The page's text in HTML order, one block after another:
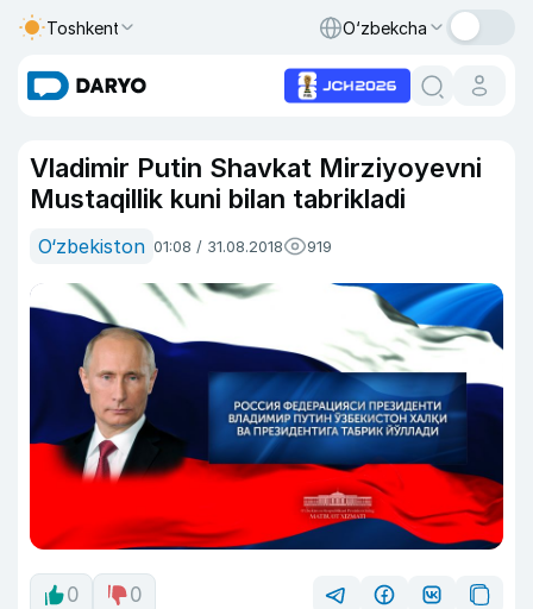
Toshkent O‘zbekcha
Vladimir Putin Shavkat Mirziyoyevni
Mustaqillik kuni bilan tabrikladi
O‘zbekiston 01:08 / 31.08.2018 919
0 0